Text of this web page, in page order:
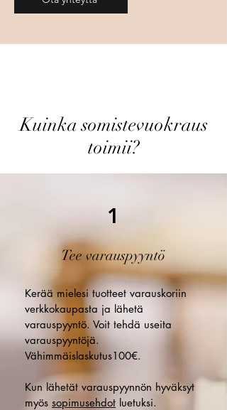
Kuinka somistevuokraus
toimii?
1
Tee varauspyyntö
Kerää mielesi tuotteet varauskoriin
verkkokaupasta ja lähetä
varauspyyntö. Voit tehdä useita
varauspyyntöjä.
Vähimmäislaskutus100€.
Kun lähetät varauspyynnön hyväksyt
myös sopimusehdot luetuksi.